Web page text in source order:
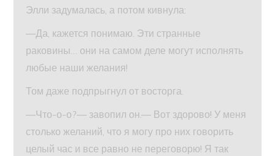
Элли задумалась, а потом кивнула:
—Да, кажется понимаю. Эти странные
раковины… они на самом деле могут исполнять
любые наши желания!
Том даже подпрыгнул от восторга.
—Что-о-о?— завопил он.— Вот здорово! У меня
столько желаний, что я могу про них говорить
целый час и все равно не переговорю! Я так